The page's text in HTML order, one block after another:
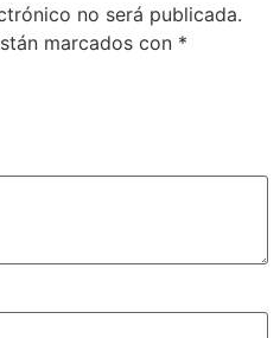
no será publicada.
marcados con *